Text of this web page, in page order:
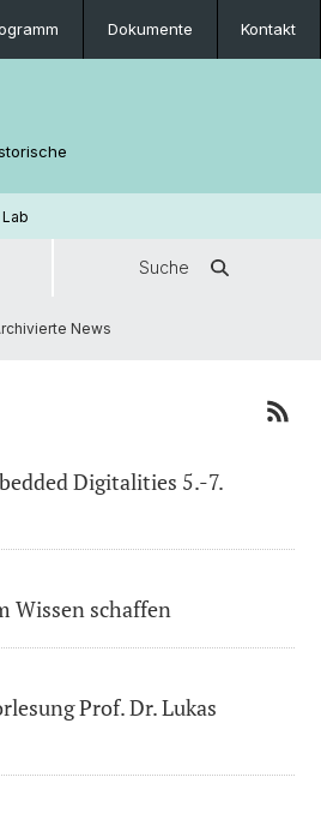
Dokumente Kontakt
Suche
News
Digitalities 5.-7.
Wissen schaffen
Prof. Dr. Lukas